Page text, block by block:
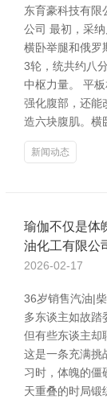
东育豪科技有限
公司 最初，采
横卧举腿和俄罗
3轮，统共约八
中枢力量。 平
强化腹部，还能
造六块腹肌。横
新闻动态
瑜伽不仅是体
油化工有限公
2026-02-17
36岁销售汽油|
多东谈主如故踏
但有些东谈主却
这是一条充满挑
习时，体魄的僵
天重叠的时局锻